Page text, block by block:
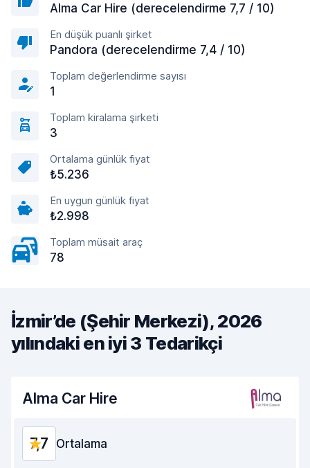
Alma Car Hire (derecelendirme 7,7 / 10)
En düşük puanlı şirket
Pandora (derecelendirme 7,4 / 10)
Toplam değerlendirme sayısı
1
Toplam kiralama şirketi
3
Ortalama günlük fiyat
₺5.236
En uygun günlük fiyat
₺2.998
Toplam müsait araç
78
İzmir’de (Şehir Merkezi), 2026
yılındaki en iyi 3 Tedarikçi
Alma Car Hire
7,7 Ortalama